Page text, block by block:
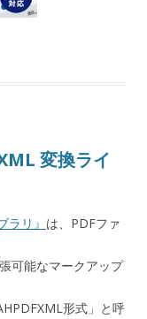
変換ライ
リ』 は、PDFファ
可能なマークアップ
形式」と呼